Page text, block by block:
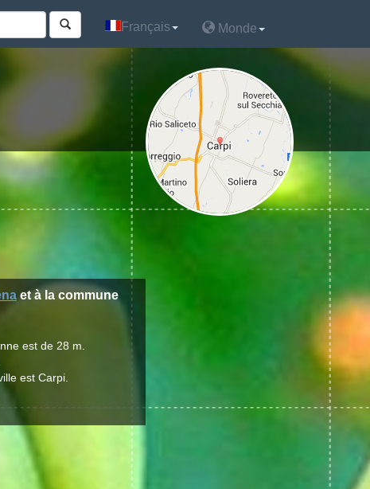
Français Monde
et à la commune
est de 28 m.
est Carpi.
Français Monde